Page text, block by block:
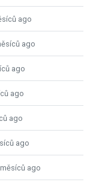
ago
ago
ago
ago
ago
ago
ago